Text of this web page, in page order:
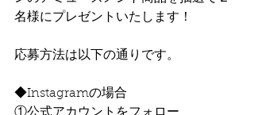
名様にプレゼントいたします！
応募方法は以下の通りです。
◆Instagramの場合